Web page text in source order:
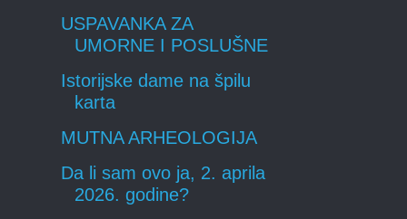
USPAVANKA ZA
UMORNE I POSLUŠNE
Istorijske dame na špilu
karta
MUTNA ARHEOLOGIJA
Da li sam ovo ja, 2. aprila
2026. godine?